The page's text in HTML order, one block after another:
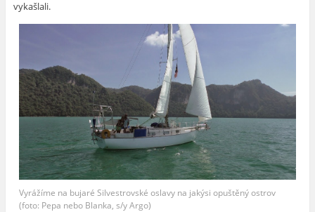
vykašlali.
Vyrážíme na bujaré Silvestrovské oslavy na jakýsi opuštěný ostrov
(foto: Pepa nebo Blanka, s/y Argo)